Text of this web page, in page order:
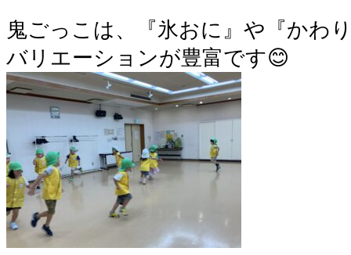
鬼ごっこは、『氷おに』や『かわ
バリエーションが豊富です😊